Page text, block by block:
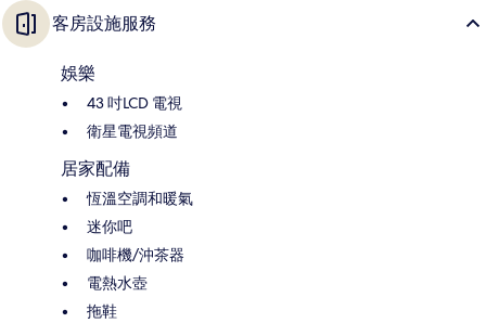
客房設施服務
娛樂
43 吋LCD 電視
衛星電視頻道
居家配備
恆溫空調和暖氣
迷你吧
咖啡機/沖茶器
電熱水壺
拖鞋